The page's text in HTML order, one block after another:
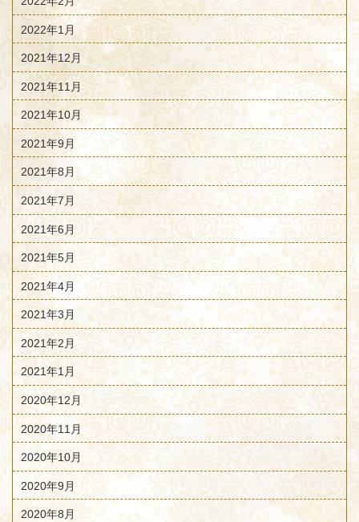
2022年1月
2021年12月
2021年11月
2021年10月
2021年9月
2021年8月
2021年7月
2021年6月
2021年5月
2021年4月
2021年3月
2021年2月
2021年1月
2020年12月
2020年11月
2020年10月
2020年9月
2020年8月